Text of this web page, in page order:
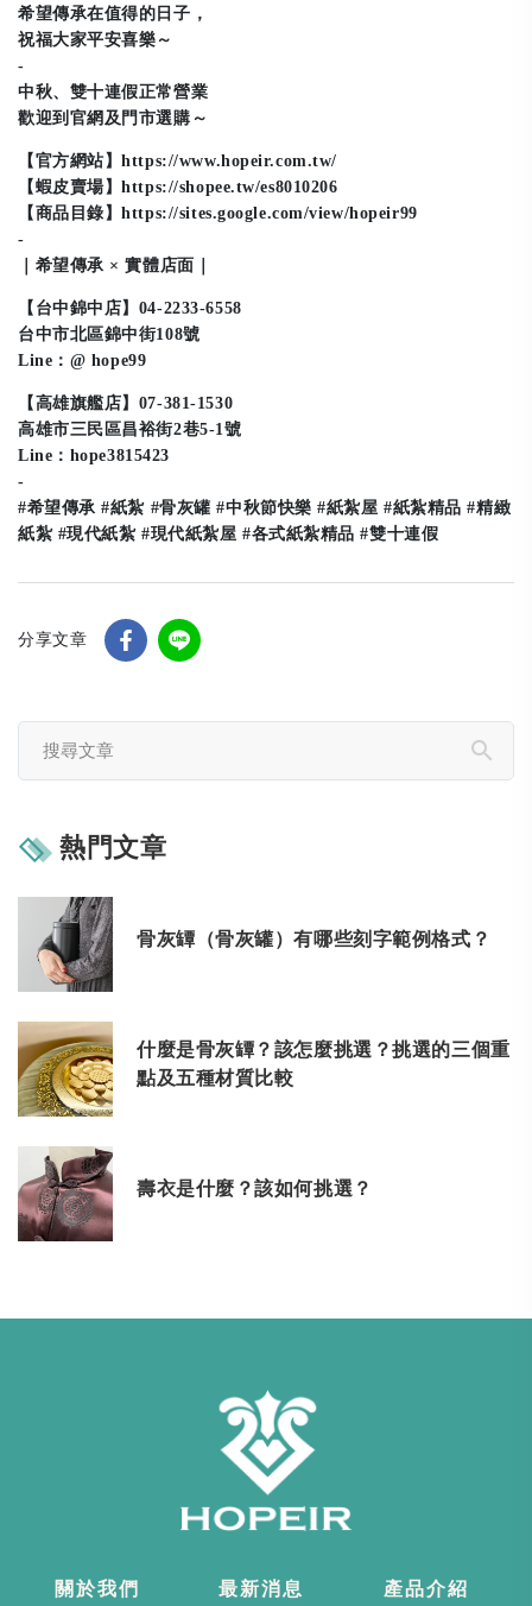
熱門文章
骨灰罈（骨灰罐）有哪些刻字範例格式？
什麼是骨灰罈？該怎麼挑選？挑選的三個重
點及五種材質比較
壽衣是什麼？該如何挑選？
希望傳承在值得的日子，
祝福大家平安喜樂～
-
中秋、雙十連假正常營業
歡迎到官網及門市選購～
【官方網站】https://www.hopeir.com.tw/
【蝦皮賣場】https://shopee.tw/es8010206
【商品目錄】https://sites.google.com/view/hopeir99
-
｜希望傳承 × 實體店面｜
【台中錦中店】04-2233-6558
台中市北區錦中街108號
Line：@ hope99
【高雄旗艦店】07-381-1530
高雄市三民區昌裕街2巷5-1號
Line：hope3815423
-
#希望傳承 #紙紮 #骨灰罐 #中秋節快樂 #紙紮屋 #紙紮精品 #精緻
紙紮 #現代紙紮 #現代紙紮屋 #各式紙紮精品 #雙十連假
分享文章
關於我們 最新消息 產品介紹